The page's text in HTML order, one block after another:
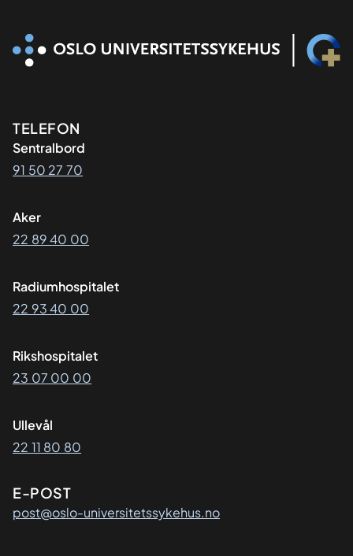
Kontaktinformasjon
TELEFON
Sentralbord
91 50 27 70
Aker
22 89 40 00
Radiumhospitalet
22 93 40 00
Rikshospitalet
23 07 00 00
Ullevål
22 11 80 80
E-POST
post@oslo-universitetssykehus.no